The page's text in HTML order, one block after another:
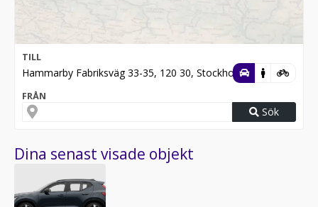
TILL
Hammarby Fabriksväg 33-35, 120 30, Stockholm
FRÅN
Sök
Dina senast visade objekt